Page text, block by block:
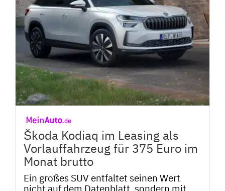
Škoda Kodiaq im Leasing als
Vorlauffahrzeug für 375 Euro im
Monat brutto
Ein großes SUV entfaltet seinen Wert
nicht auf dem Datenblatt, sondern mit